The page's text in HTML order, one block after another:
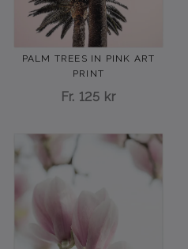
PALM TREES IN PINK ART
PRINT
Fr. 125 kr